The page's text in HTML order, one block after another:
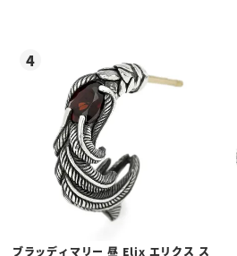
ブラッディマリー 昼 Elix エリクス ス